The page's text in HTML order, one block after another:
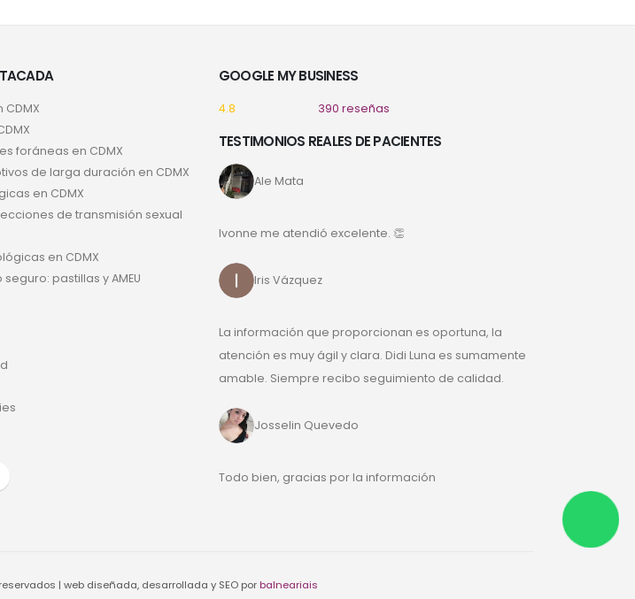
foráneas en CDMX
de larga duración en CDMX
en CDMX
de transmisión sexual
en CDMX
pastillas y AMEU
GOOGLE MY BUSINESS
4.8 390 reseñas
TESTIMONIOS REALES DE PACIENTES
Ale Mata
Ivonne me atendió excelente. 👏
Iris Vázquez
La información que proporcionan es oportuna, la
atención es muy ágil y clara. Didi Luna es sumamente
amable. Siempre recibo seguimiento de calidad.
Josselin Quevedo
Todo bien, gracias por la información
| web diseñada, desarrollada y SEO por balneariais